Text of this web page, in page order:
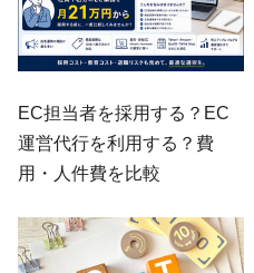
EC担当者を採用する？EC
運営代行を利用する？費
用・人件費を比較